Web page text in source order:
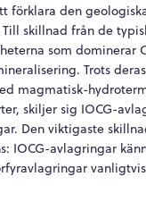
förklara den
skillnad från de
som dominerar
Trots
magmatisk-
skiljer sig IOCG-
Den viktigaste
IOCG-avlagringar